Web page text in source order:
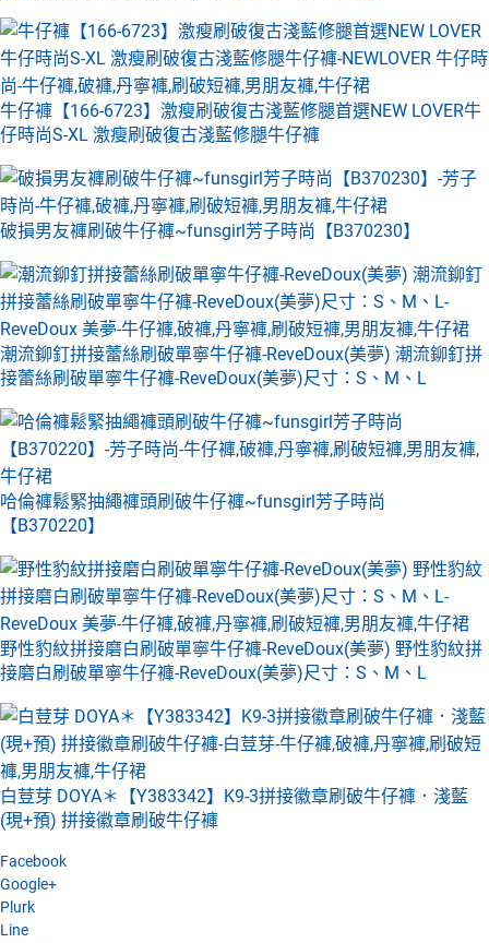
牛仔褲【166-6723】激瘦刷破復古淺藍修腿首選NEW LOVER牛
仔時尚S-XL 激瘦刷破復古淺藍修腿牛仔褲
破損男友褲刷破牛仔褲~funsgirl芳子時尚【B370230】
潮流鉚釘拼接蕾絲刷破單寧牛仔褲-ReveDoux(美夢) 潮流鉚釘拼
接蕾絲刷破單寧牛仔褲-ReveDoux(美夢)尺寸：S、M、L
哈倫褲鬆緊抽繩褲頭刷破牛仔褲~funsgirl芳子時尚
【B370220】
野性豹紋拼接磨白刷破單寧牛仔褲-ReveDoux(美夢) 野性豹紋拼
接磨白刷破單寧牛仔褲-ReveDoux(美夢)尺寸：S、M、L
白荳芽 DOYA＊【Y383342】K9-3拼接徽章刷破牛仔褲．淺藍
(現+預) 拼接徽章刷破牛仔褲
Facebook
Google+
Plurk
Line